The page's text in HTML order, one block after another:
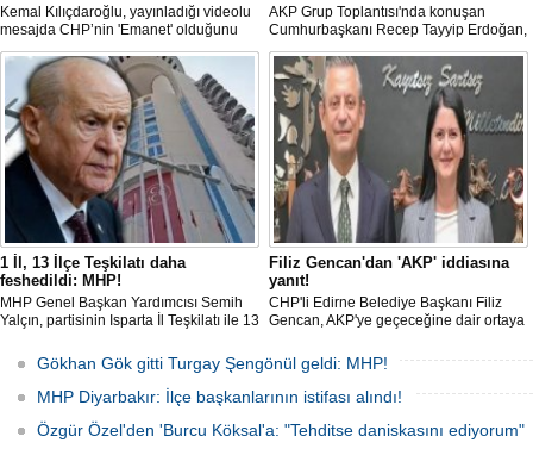
Kemal Kılıçdaroğlu, yayınladığı videolu
mesajda CHP’nin 'Emanet' olduğunu
vurgulayıp 'Arınma' ve 'İç Muhasebe'
ifadelerini kullandı. Açıklamalarda Parti
içi süreçlere ve Yargı tartışmalarına
doğrudan değinilmemesi dikkat çekti.
AKP Grup Toplantısı'nda konuşan
Cumhurbaşkanı Recep Tayyip Erdoğan,
"Tek başıma kalsam dâhi 'Bu yol hak
yoludur, dönmek bilmez yürürüm' der,
bu yolda sabırla yürümeyi sürdürürüm"
dedi.
1 İl, 13 İlçe Teşkilatı daha
feshedildi: MHP!
MHP Genel Başkan Yardımcısı Semih
Yalçın, partisinin Isparta İl Teşkilatı ile 13
Isparta İl Başkanlığı görevine Osman
Gülay'ın atandığını açıkladı.
Filiz Gencan'dan 'AKP' iddiasına
yanıt!
CHP'li Edirne Belediye Başkanı Filiz
Gencan, AKP'ye geçeceğine dair ortaya
adım atmıyoruz" ifadeleriyle yanıt verdi.
Gökhan Gök gitti Turgay Şengönül geldi: MHP!
MHP Diyarbakır: İlçe başkanlarının istifası alındı!
Özgür Özel'den 'Burcu Köksal'a: "Tehditse daniskasını ediyorum"